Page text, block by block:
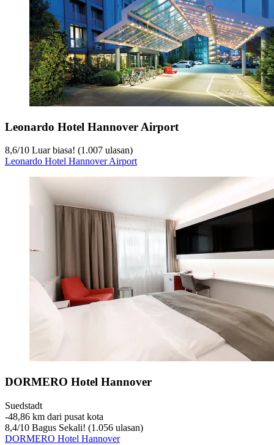
Leonardo Hotel Hannover Airport
8,6/10 Luar biasa! (1.007 ulasan)
Leonardo Hotel Hannover Airport
DORMERO Hotel Hannover
Suedstadt
‐48,86 km dari pusat kota
8,4/10 Bagus Sekali! (1.056 ulasan)
DORMERO Hotel Hannover